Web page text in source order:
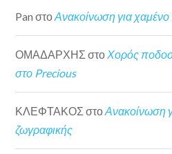
Pan στοΑνακοίνωση για
ΟΜΑΔΑΡΧΗΣ στοΧορός
στο Precious
ΚΛΕΦΤΑΚΟΣ στοΑνακοίνωση
ζωγραφικής